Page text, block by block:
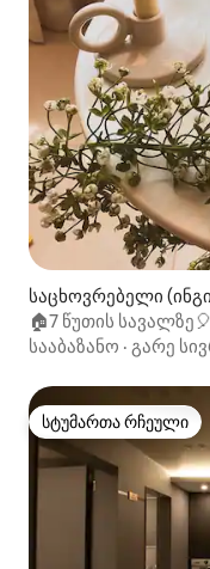
საცხოვრებელი
🏠7 წუთის
(სხივის პროექტორი
სააბაზანო · გარე
სტუმართა რჩეული
სტუმართა რჩეული